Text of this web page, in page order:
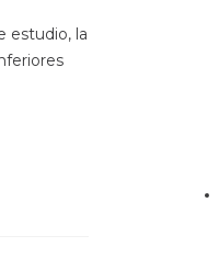
estudio, la